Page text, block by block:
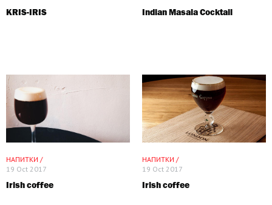
KRIS-IRIS Indian Masala Cocktail
НАПИТКИ /
19 Oct 2017
Irish coffee
НАПИТКИ /
19 Oct 2017
Irish coffee